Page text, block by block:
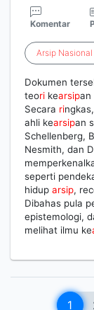
Komentar
Arsip Nasional
Dokumen
teori kearsipan
Secara ri
ahli kearsipan
Schellenberg,
Nesmith, dan
seperti
hidup arsip,
Dibahas pula
epistemologi,
melihat ilmu ke
1